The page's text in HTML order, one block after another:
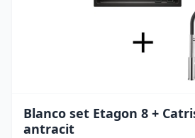
Blanco set Etagon 8 +
antracit